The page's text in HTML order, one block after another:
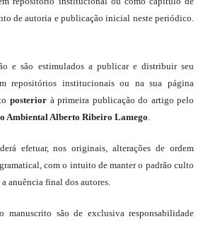
de autoria e publicação inicial neste periódico.
e são estimulados a publicar e distribuir seu
repositórios institucionais ou na sua página
posterior à primeira publicação do artigo pelo
Ambiental Alberto Ribeiro Lamego
efetuar, nos originais, alterações de ordem
com o intuito de manter o padrão culto
anuência final dos autores.
manuscrito são de exclusiva responsabilidade